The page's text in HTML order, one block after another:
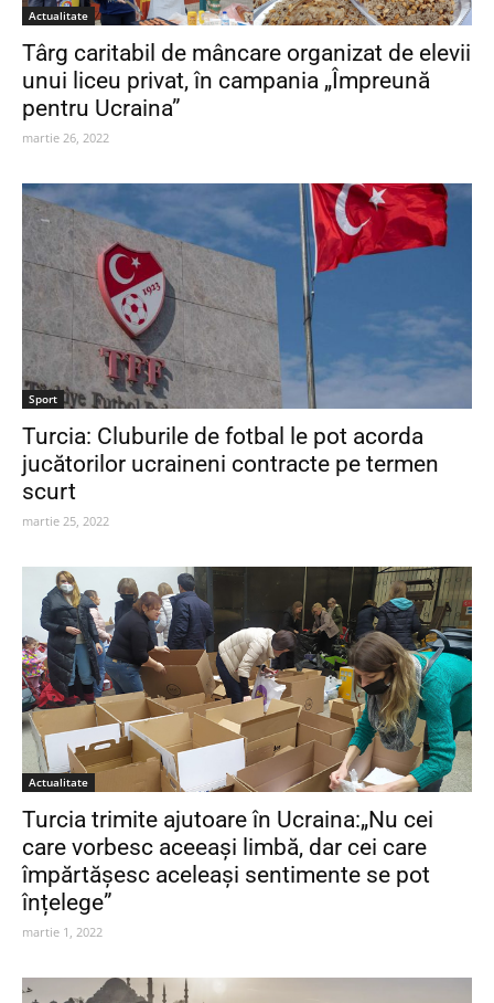
Actualitate
Târg caritabil de mâncare organizat de elevii
unui liceu privat, în campania „Împreună
pentru Ucraina”
martie 26, 2022
Sport
Turcia: Cluburile de fotbal le pot acorda
jucătorilor ucraineni contracte pe termen
scurt
martie 25, 2022
Actualitate
Turcia trimite ajutoare în Ucraina:„Nu cei
care vorbesc aceeași limbă, dar cei care
împărtășesc aceleași sentimente se pot
înțelege”
martie 1, 2022